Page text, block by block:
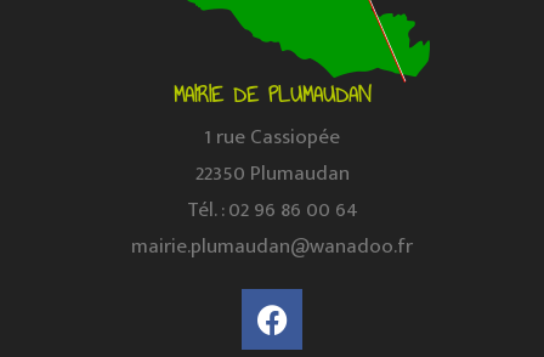
MAIRIE DE PLUMAUDAN
1 rue Cassiopée
22350 Plumaudan
Tél. : 02 96 86 00 64
mairie.plumaudan@wanadoo.fr